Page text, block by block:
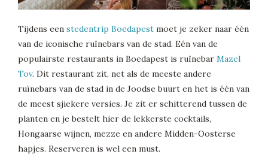
Tijdens een stedentrip Boedapest moet je zeker naar één
van de iconische ruïnebars van de stad. Eén van de
populairste restaurants in Boedapest is ruïnebar Mazel
Tov. Dit restaurant zit, net als de meeste andere
ruïnebars van de stad in de Joodse buurt en het is één van
de meest sjiekere versies. Je zit er schitterend tussen de
planten en je bestelt hier de lekkerste cocktails,
Hongaarse wijnen, mezze en andere Midden-Oosterse
hapjes. Reserveren is wel een must.